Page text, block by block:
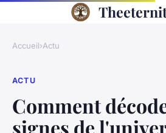
Accueil›Actu
ACTU
Comment
signes de